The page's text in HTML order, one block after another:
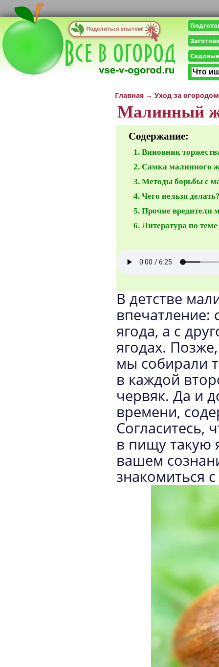
Главная → Уход за огородом
Малинный
Содержание:
Виновник
Самка малинного
Методы борьбы с
Чего нельзя
Прочие вредители
Литература по теме
В детстве
впечатление:
ягода, а с
ягодах.
мы собирали
в каждой
червяк. Да и
времени,
Согласитесь,
в пищу такую
вашем
знакомиться